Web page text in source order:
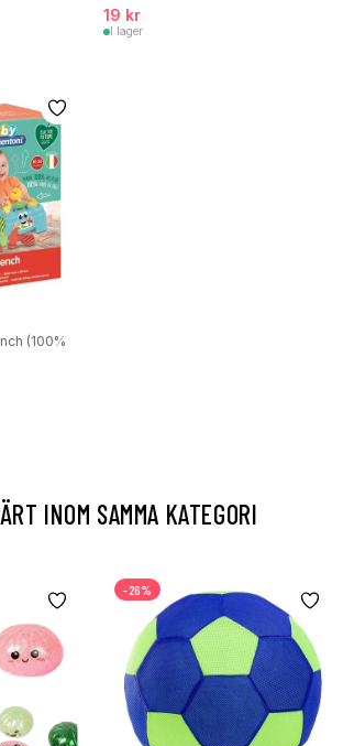
19 kr
I lager
(100%
INOM SAMMA KATEGORI
-26%